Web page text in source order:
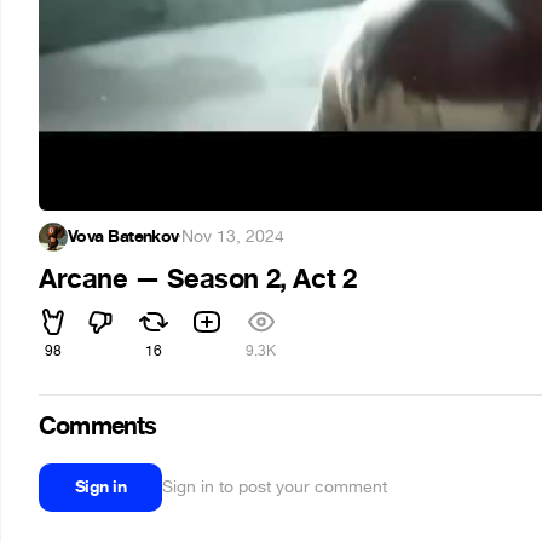
Vova Batenkov·Nov 13, 2024
Arcane — Season 2, Act 2
98 16 9.3K
Comments
Sign in Sign in to post your comment